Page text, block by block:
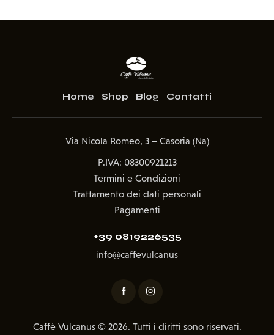
Home Shop Blog Contatti
Via Nicola Romeo, 3 – Casoria (Na)
P.IVA: 08300921213
Termini e Condizioni
Trattamento dei dati personali
Pagamenti
+39 0819226535
info@caffevulcanus
Caffè Vulcanus© 2026. Tutti i diritti sono riservati.